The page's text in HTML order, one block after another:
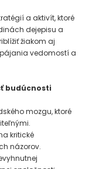
a aktivít, ktoré
dejepisu a
žiakom aj
vedomostí a
budúcnosti
mozgu, ktoré
kritické
názorov.